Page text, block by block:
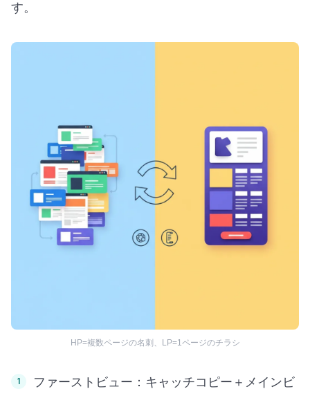
す。
HP=複数ページの名刺、LP=1ページのチラシ
ファーストビュー：キャッチコピー＋メインビ